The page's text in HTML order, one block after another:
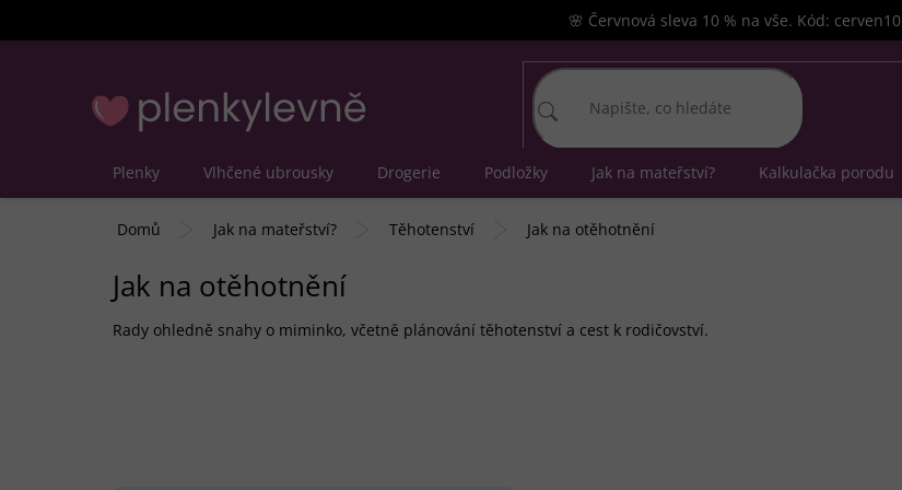
🌸 Červnová sleva 10 % na vše. Kód: cerven10
Plenky Vlhčené ubrousky Drogerie Podložky Jak na mateřství? Kalkulačka porodu
Domů Jak na mateřství? Těhotenství Jak na otěhotnění
Jak na otěhotnění
Rady ohledně snahy o miminko, včetně plánování těhotenství a cest k rodičovství.